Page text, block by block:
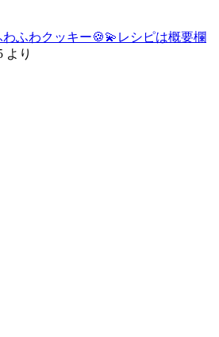
ふわクッキー🍪💫レシピは概要欄
より